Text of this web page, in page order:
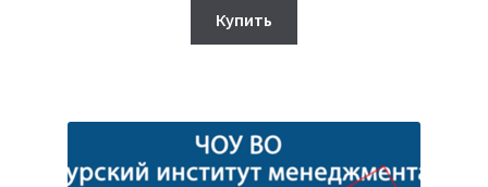
составляла
950₽.
Купить